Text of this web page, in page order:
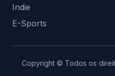
Indie
E-Sports
Copyright © Todos os